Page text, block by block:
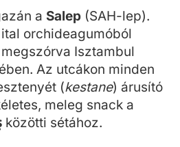
a Salep (SAH-lep).
orchideagumóból
Isztambul
Az utcákon minden
(kestane) árusító
meleg snack a
közötti sétához.